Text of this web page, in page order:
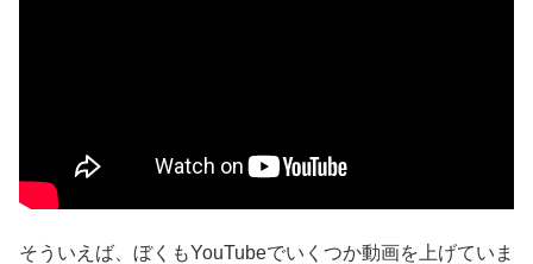
そういえば、ぼくもYouTubeでいくつか動画を上げていま